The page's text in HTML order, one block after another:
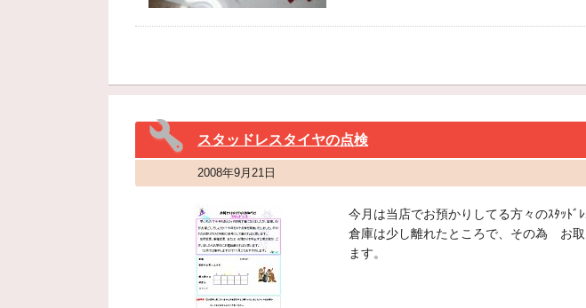
スタッドレスタイヤの点検
2008年9月21日
今月は当店でお預かりしてる方々のｽﾀｯﾄﾞ
倉庫は少し離れたところで、その為 お
ます。